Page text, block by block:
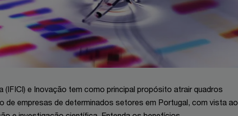
e Inovação tem como principal propósito atrair quadros
de empresas de determinados setores em Portugal, com vista ao